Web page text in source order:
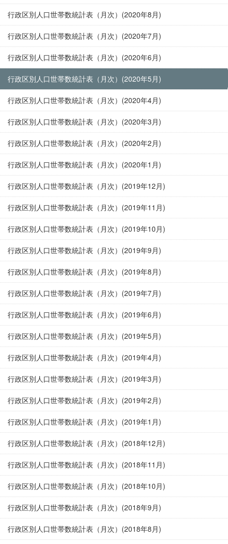
行政区別人口世帯数統計表（月次）(2020年8月)
行政区別人口世帯数統計表（月次）(2020年7月)
行政区別人口世帯数統計表（月次）(2020年6月)
行政区別人口世帯数統計表（月次）(2020年5月)
行政区別人口世帯数統計表（月次）(2020年4月)
行政区別人口世帯数統計表（月次）(2020年3月)
行政区別人口世帯数統計表（月次）(2020年2月)
行政区別人口世帯数統計表（月次）(2020年1月)
行政区別人口世帯数統計表（月次）(2019年12月)
行政区別人口世帯数統計表（月次）(2019年11月)
行政区別人口世帯数統計表（月次）(2019年10月)
行政区別人口世帯数統計表（月次）(2019年9月)
行政区別人口世帯数統計表（月次）(2019年8月)
行政区別人口世帯数統計表（月次）(2019年7月)
行政区別人口世帯数統計表（月次）(2019年6月)
行政区別人口世帯数統計表（月次）(2019年5月)
行政区別人口世帯数統計表（月次）(2019年4月)
行政区別人口世帯数統計表（月次）(2019年3月)
行政区別人口世帯数統計表（月次）(2019年2月)
行政区別人口世帯数統計表（月次）(2019年1月)
行政区別人口世帯数統計表（月次）(2018年12月)
行政区別人口世帯数統計表（月次）(2018年11月)
行政区別人口世帯数統計表（月次）(2018年10月)
行政区別人口世帯数統計表（月次）(2018年9月)
行政区別人口世帯数統計表（月次）(2018年8月)